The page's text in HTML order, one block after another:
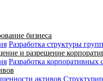
бизнеса
Разработка структуры
и разрешение
Разработка корпоративных
активов